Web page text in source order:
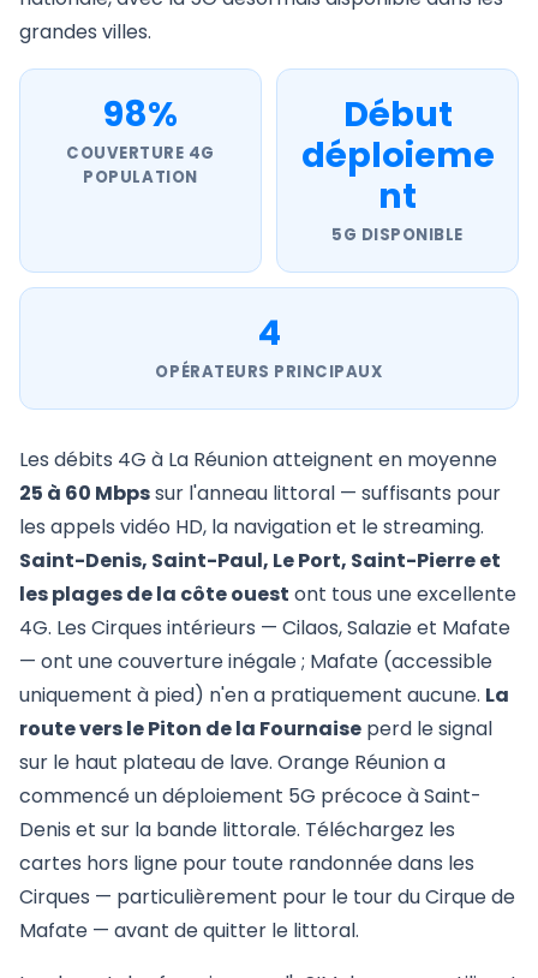
grandes villes.
98%
COUVERTURE 4G
POPULATION
Début
déploieme
nt
5G DISPONIBLE
4
OPÉRATEURS PRINCIPAUX
Les débits 4G à La Réunion atteignent en moyenne
25 à 60 Mbpssur l'anneau littoral — suffisants pour
les appels vidéo HD, la navigation et le streaming.
Saint-Denis, Saint-Paul, Le Port, Saint-Pierre et
les plages de la côte ouest ont tous une excellente
4G. Les Cirques intérieurs — Cilaos, Salazie et Mafate
— ont une couverture inégale ; Mafate (accessible
uniquement à pied) n'en a pratiquement aucune. La
route vers le Piton de la Fournaise perd le signal
sur le haut plateau de lave. Orange Réunion a
commencé un déploiement 5G précoce à Saint-
Denis et sur la bande littorale. Téléchargez les
cartes hors ligne pour toute randonnée dans les
Cirques — particulièrement pour le tour du Cirque de
Mafate — avant de quitter le littoral.